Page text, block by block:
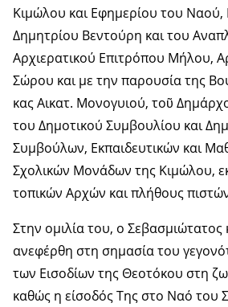
Κιμώλου και Εφημερίου του
Δημητρίου Βεντούρη και του
Αρχιερατικού Επιτρόπου Μήλου,
Σώρου και με την παρουσία της
κας Αικατ. Μονογυιού, τοῦ
του Δημοτικού Συμβουλίου και
Συμβούλων, Εκπαιδευτικών και
Σχολικών Μονάδων της Κιμώλου,
τοπικών Αρχών και πλήθους
Στην ομιλία του, ο Σεβασμιώτατος
ανεφέρθη στη σημασία του
των Εισοδίων της Θεοτόκου στη
καθώς η είσοδός Της στο Ναό του